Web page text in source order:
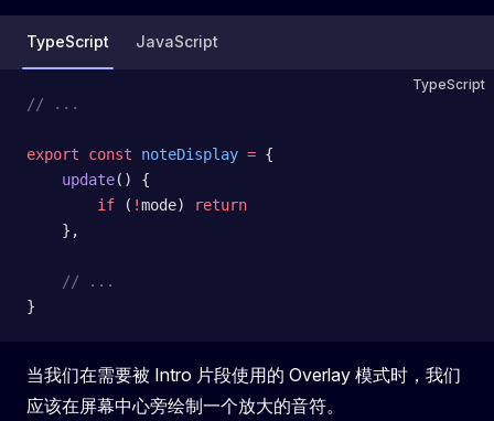
TypeScript JavaScript
TypeScript
// ...
export const noteDisplay = {
    update
() {
        if
( !mode)
return
    },
    // ...
}
当我们在需要被 Intro 片段使用的 Overlay 模式时，我们
应该在屏幕中心旁绘制一个放大的音符。